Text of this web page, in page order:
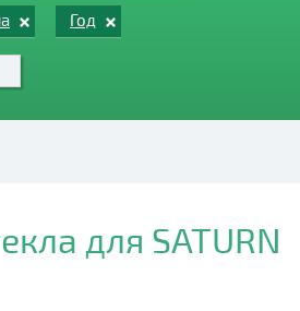
Год
для SATURN